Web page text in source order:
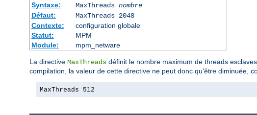
Syntaxe:
MaxThreads nombre
Défaut:
MaxThreads 2048
Contexte:
configuration globale
Statut:
MPM
Module:
mpm_netware
La directive MaxThreads définit le nombre maximum de threads
compilation, la valeur de cette directive ne peut donc qu'être diminuée,
MaxThreads 512